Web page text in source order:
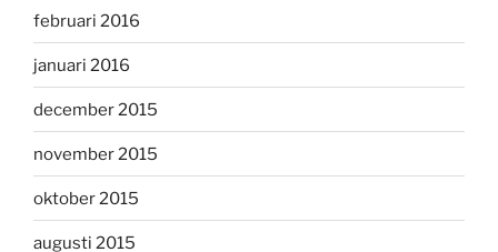
februari 2016
januari 2016
december 2015
november 2015
oktober 2015
augusti 2015